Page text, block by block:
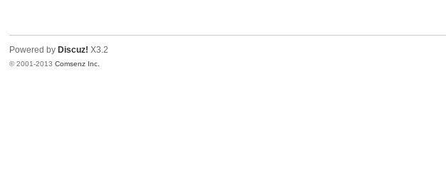
Powered by Discuz! X3.2
© 2001-2013Comsenz Inc.